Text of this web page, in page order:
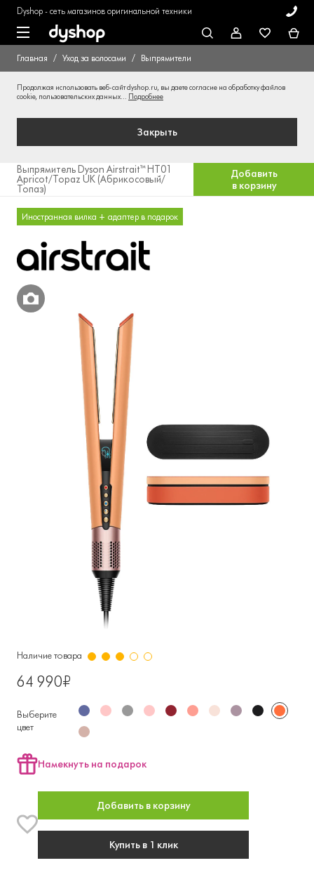
Dyshop - сеть магазинов оригинальной техники
Главная Уход за волосами Выпрямители
Продолжая использовать веб-сайт dyshop.ru, вы даете согласие на обработку файлов
cookie, пользовательских данных... Подробнее
Закрыть
Выпрямитель Dyson Airstrait™ HT01
Apricot/Topaz UK (Абрикосовый/
Топаз)
Добавить
в корзину
Иностранная вилка + адаптер в подарок
Наличие товара
Выберите
цвет
64 990₽
Намекнуть на подарок
Добавить в корзину
Купить в 1 клик